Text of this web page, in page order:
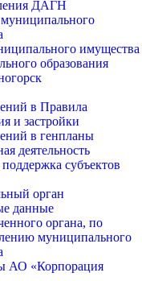
ДАГН
имущества
образования
в Правила
и застройки
в генпланы
деятельность
субъектов
орган
данные
органа, по
муниципального
АО «Корпорация